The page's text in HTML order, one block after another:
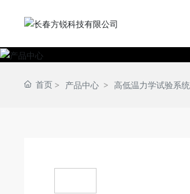
首页 产品中心 高低温力学试验系统